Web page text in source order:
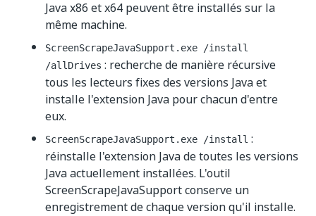
Java x86 et x64 peuvent être installés sur la
même machine.
ScreenScrapeJavaSupport.exe /install
/allDrives : recherche de manière récursive
tous les lecteurs fixes des versions Java et
installe l'extension Java pour chacun d'entre
eux.
ScreenScrapeJavaSupport.exe /install :
réinstalle l'extension Java de toutes les versions
Java actuellement installées. L'outil
ScreenScrapeJavaSupport conserve un
enregistrement de chaque version qu'il installe.